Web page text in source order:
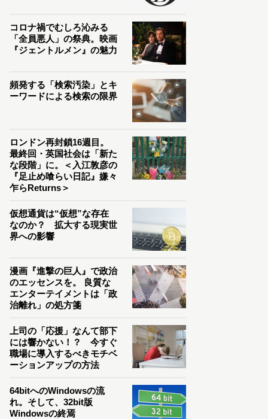
コロナ禍でむしろ沁みる
「全員悪人」の祭典。映画
『ジェントルメン』の魅力
頻発する「検索汚染」とキ
ーワードによる検索の限界
ロンドン再封鎖16週目。
最終回・英国社会は「新た
な段階」に。＜入江敦彦の
『足止め喰らい日記』嫌々
乍らReturns＞
仮想通貨は“仮想”な存在
なのか？ 拡大する現実世
界への影響
漫画『進撃の巨人』で政治
のエッセンスを。 良質な
エンターテイメントは「政
治離れ」の処方箋
上司の「応援」なんて部下
には響かない！？ 今すぐ
職場に導入するべきモチベ
ーションアップの方法
64bitへのWindowsの流
れ。そして、32bit版
Windowsの終焉